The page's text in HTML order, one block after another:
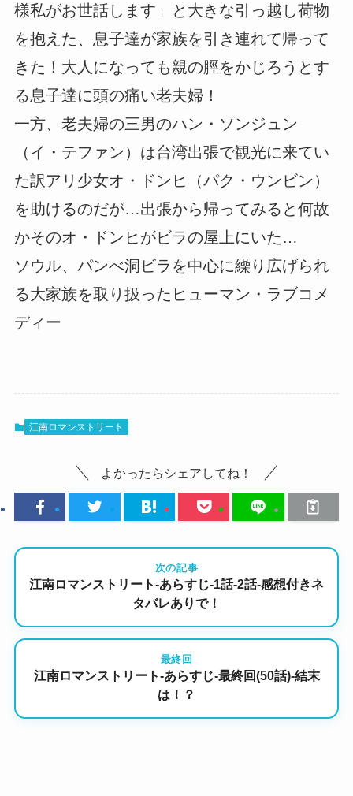
様私がお世話します」と大きな引っ越し荷物
を抱えた、息子達が家族を引き連れて帰って
きた！大人になっても親の脛をかじろうとす
る息子達に頭の痛い老夫婦！
一方、老夫婦の三男のハン・ソンジュン
（イ・テファン）は台湾出張で観光に来てい
た訳アリ少女オ・ドンヒ（パク・ウンビン）
を助けるのだが…出張から帰ってみると何故
かそのオ・ドンヒがビラの屋上にいた…
ソウル、パンべ洞ビラを中心に繰り広げられ
る大家族を取り扱ったヒューマン・ラブコメ
ディー
江南ロマンストリート
よかったらシェアしてね！
次の記事
江南ロマンストリート-あらすじ-1話-2話-感想付きネ
タバレありで！
最終回
江南ロマンストリート-あらすじ-最終回(50話)-結末
は！？